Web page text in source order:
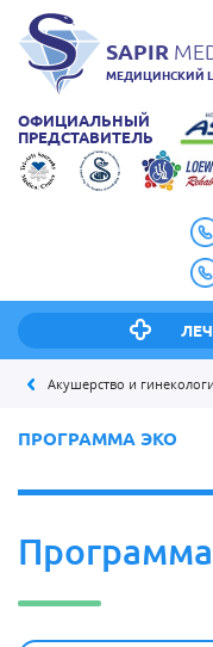
SAPIR
МЕДИЦИНСКИЙ
ОФИЦИАЛЬНЫЙ
ПРЕДСТАВИТЕЛЬ
Акушерство и
ПРОГРАММА ЭКО